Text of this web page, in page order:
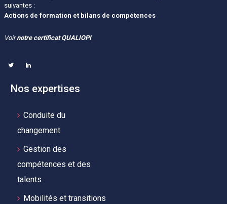
suivantes :
Actions de formation et bilans de compétences
Voirnotre certificat QUALIOPI
Nos expertises
Conduite du
changement
Gestion des
compétences et des
talents
Mobilités et transitions